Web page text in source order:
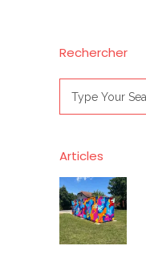
Rechercher
for:
Articles